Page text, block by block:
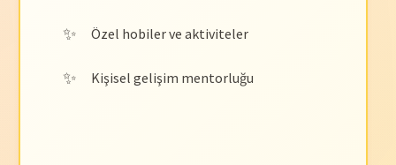
Özel hobiler ve aktiviteler
Kişisel gelişim mentorluğu